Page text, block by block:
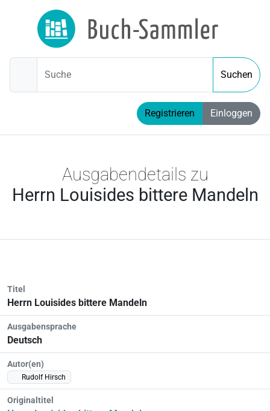
Suche Suchen
Registrieren Einloggen
Ausgabendetails zu
Herrn Louisides bittere Mandeln
Titel
Herrn Louisides bittere Mandeln
Ausgabensprache
Deutsch
Autor(en)
Rudolf Hirsch
Originaltitel